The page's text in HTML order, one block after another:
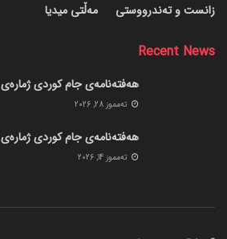
زانست و تەندرووستی
مەڵتی میدیا
Recent News
هەفتەنامەی جام کوردی ژمارەی 432
ته‌مموز 28, 2026
هەفتەنامەی جام کوردی ژمارەی 431
ته‌مموز 14, 2026